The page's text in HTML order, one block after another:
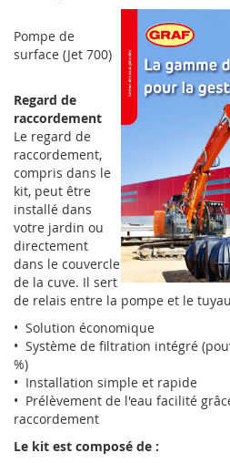
Pompe de
surface (Jet 700)
Regard de
raccordement
Le regard de
raccordement,
compris dans le
kit, peut être
installé dans
votre jardin ou
directement
dans le couvercle
de la cuve. Il sert
de relais entre la pompe et le
• Solution économique
• Système de filtration intégré
%)
• Installation simple et rapide
• Prélèvement de l'eau facilité
raccordement
Le kit est composé de :